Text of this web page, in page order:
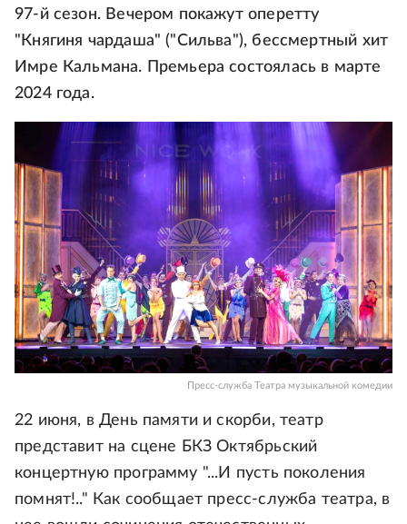
97-й сезон. Вечером покажут оперетту
"Княгиня чардаша" ("Сильва"), бессмертный хит
Имре Кальмана. Премьера состоялась в марте
2024 года.
Пресс-служба Театра музыкальной комедии
22 июня, в День памяти и скорби, театр
представит на сцене БКЗ Октябрьский
концертную программу "...И пусть поколения
помнят!.." Как сообщает пресс-служба театра, в